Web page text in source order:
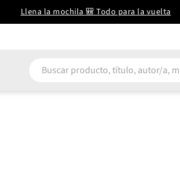
Llena la mochila 🎒 Todo para la vuelta